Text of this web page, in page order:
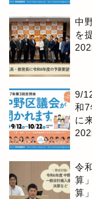
中
を
9/
和7
に
令
算
算